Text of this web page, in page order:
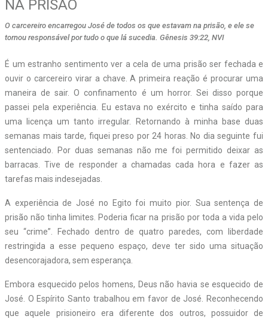
NA PRISÃO
O carcereiro encarregou José de todos os que estavam na prisão, e ele se
tornou responsável por tudo o que lá sucedia. Gênesis 39:22, NVI
É um estranho sentimento ver a cela de uma prisão ser fechada e
ouvir o carcereiro virar a chave. A primeira reação é procurar uma
maneira de sair. O confinamento é um horror. Sei disso porque
passei pela experiência. Eu estava no exército e tinha saído para
uma licença um tanto irregular. Retornando à minha base duas
semanas mais tarde, fiquei preso por 24 horas. No dia seguinte fui
sentenciado. Por duas semanas não me foi permitido deixar as
barracas. Tive de responder a chamadas cada hora e fazer as
tarefas mais indesejadas.
A experiência de José no Egito foi muito pior. Sua sentença de
prisão não tinha limites. Poderia ficar na prisão por toda a vida pelo
seu “crime”. Fechado dentro de quatro paredes, com liberdade
restringida a esse pequeno espaço, deve ter sido uma situação
desencorajadora, sem esperança.
Embora esquecido pelos homens, Deus não havia se esquecido de
José. O Espírito Santo trabalhou em favor de José. Reconhecendo
que aquele prisioneiro era diferente dos outros, possuidor de